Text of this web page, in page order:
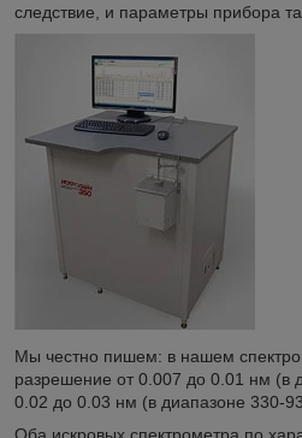
следствие, и параметры прибора
Мы честно пишем: в нашем
разрешение от 0.007 до 0.01 нм (в
0.02 до 0.03 нм (в диапазоне 330-
Оба искровых спектрометра по